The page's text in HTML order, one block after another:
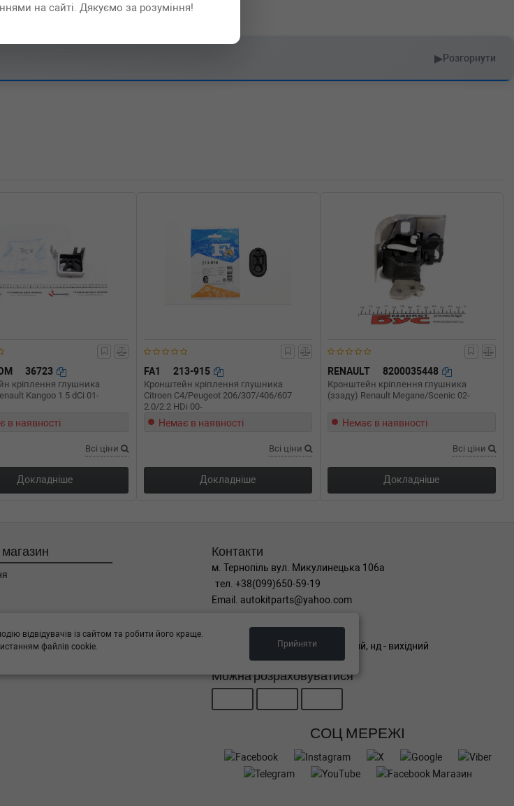
на сайті. Дякуємо за розуміння!
▶Розгорнути
36723
кріплення глушника
Kangoo 1.5 dCi 01-
в наявності
Всі ціни
Докладніше
FA1 213-915
Кронштейн кріплення глушника
Citroen C4/Peugeot 206/307/406/607
2.0/2.2 HDi 00-
Немає в наявності
Всі ціни
Докладніше
RENAULT 8200035448
Кронштейн кріплення глушника
(ззаду) Renault Megane/Scenic 02-
Немає в наявності
Всі ціни
Докладніше
магазин Контакти
м. Тернопіль вул. Микулинецька 106а
тел. +38(099)650-59-19
Email. autokitparts@yahoo.com
Графік роботи
пн-пт з 9:00 до 17:00, сб - вихідний, нд - вихідний
Можна розраховуватися
СОЦ МЕРЕЖІ
відвідувачів із сайтом та робити його краще.
файлів cookie.
Прийняти